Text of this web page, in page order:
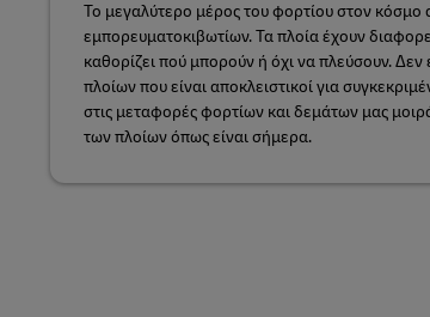
Το μεγαλύτερο μέρος του φορτίου στον κόσμο
εμπορευματοκιβωτίων. Τα πλοία έχουν
καθορίζει πού μπορούν ή όχι να πλεύσουν. Δεν
πλοίων που είναι αποκλειστικοί για
στις μεταφορές φορτίων και δεμάτων μας
των πλοίων όπως είναι σήμερα.